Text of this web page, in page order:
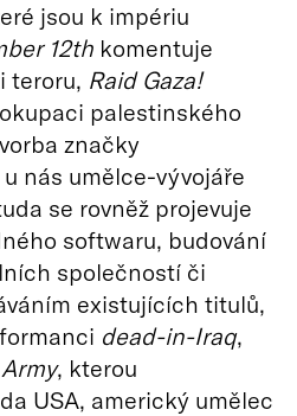
jsou k impériu
12th komentuje
teroru, Raid Gaza!
palestinského
značky
nás umělce-vývojáře
se rovněž projevuje
softwaru, budování
společností či
existujících titulů,
dead-in-Iraq,
, kterou
USA, americký umělec